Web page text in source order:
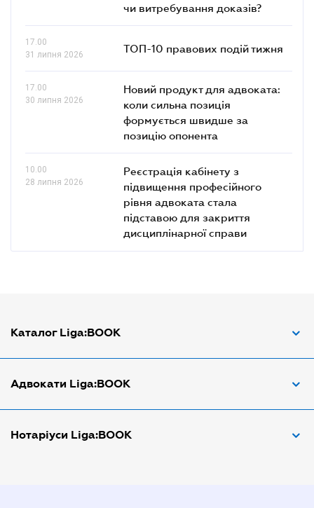
чи витребування доказів?
17.00
31 липня 2026
ТОП-10 правових подій тижня
17.00
30 липня 2026
Новий продукт для адвоката:
коли сильна позиція
формується швидше за
позицію опонента
10.00
28 липня 2026
Реєстрація кабінету з
підвищення професійного
рівня адвоката стала
підставою для закриття
дисциплінарної справи
Каталог Liga:BOOK
Адвокат по ДТП
Арбітражний керуючий
Адвокати Liga:BOOK
Адвокати Дніпра
Нотаріуси Liga:BOOK